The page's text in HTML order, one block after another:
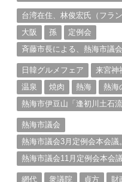
台湾在住、林俊宏氏（フラ
大阪
孫
定例会
斉藤市長による、熱海市議
日韓グルメフェア
来宮神
温泉
焼肉 熱海
熱海
熱海市伊豆山「逢初川土石
熱海市議会
熱海市議会3月定例会本会議
熱海市議会11月定例会本会
網代
衆議院 貞方 財